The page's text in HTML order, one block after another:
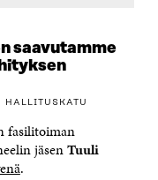
saavutamme
HALLITUSKATU
fasilitoiman
jäsenTuuli
.